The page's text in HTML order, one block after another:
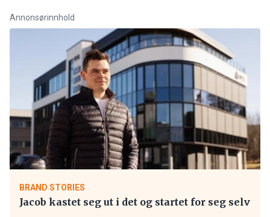
Annonsørinnhold
BRAND STORIES
Jacob kastet seg ut i det og startet for seg selv